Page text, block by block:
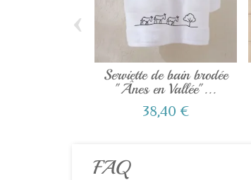
Serviette de bain brodée
"Ânes en Vallée"...
38,40 €
‹
FAQ